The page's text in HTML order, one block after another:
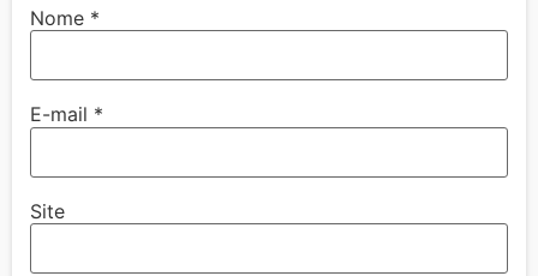
Nome *
E-mail *
Site